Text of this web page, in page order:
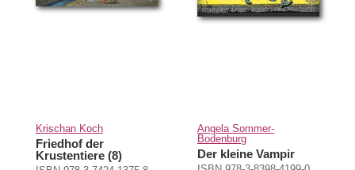
Krischan Koch
Friedhof der
Krustentiere (8)
Angela Sommer-
Bodenburg
Der kleine Vampir